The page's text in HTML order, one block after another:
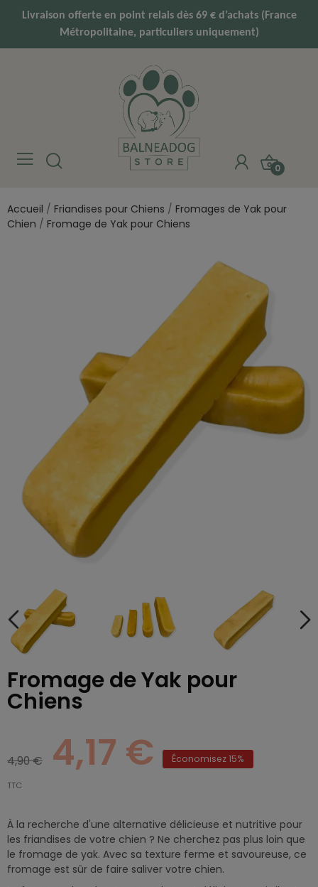
Livraison offerte en point relais dès 69 € d’achats (France
Métropolitaine, particuliers uniquement)
0
Accueil Friandises pour Chiens
Fromages de Yak pour
Chien
Fromage de Yak pour Chiens
Fromage de Yak pour
Chiens
4,90 € 4,17 € Économisez 15%
TTC
À la recherche d'une alternative délicieuse et nutritive pour
les friandises de votre chien ? Ne cherchez pas plus loin que
le fromage de yak. Avec sa texture ferme et savoureuse, ce
fromage est sûr de faire saliver votre chien.